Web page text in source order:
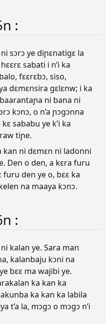
:
sɔrɔ ye diɲɛnatigɛ la
sabati i n’i ka
fɛɛrɛbɔ, siso,
dɛmɛnsira gɛlɛnw; i ka
ni bana ni
kɔnɔ, o n’a ɲɔgɔnna
sababu ye k’i ka
tiɲe.
kan ni dɛmɛn ni ladonni
Den o den, a kɛra furu
furu den ye o, bɛɛ ka
na maaya kɔnɔ.
:
kalan ye. Sara man
kalanbaju kɔni na
bɛɛ ma wajibi ye.
ka kan ka
ka kan ka labila
t’a la, mɔgɔ o mɔgɔ n’i